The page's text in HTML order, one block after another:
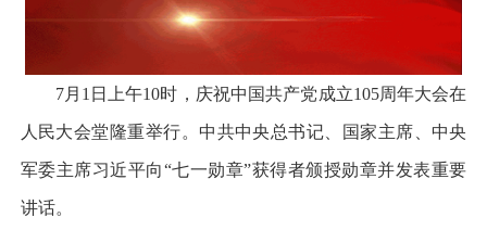
7月1日上午10时，庆祝中国共产党成立105周年大会在
人民大会堂隆重举行。中共中央总书记、国家主席、中央
军委主席习近平向“七一勋章”获得者颁授勋章并发表重要
讲话。